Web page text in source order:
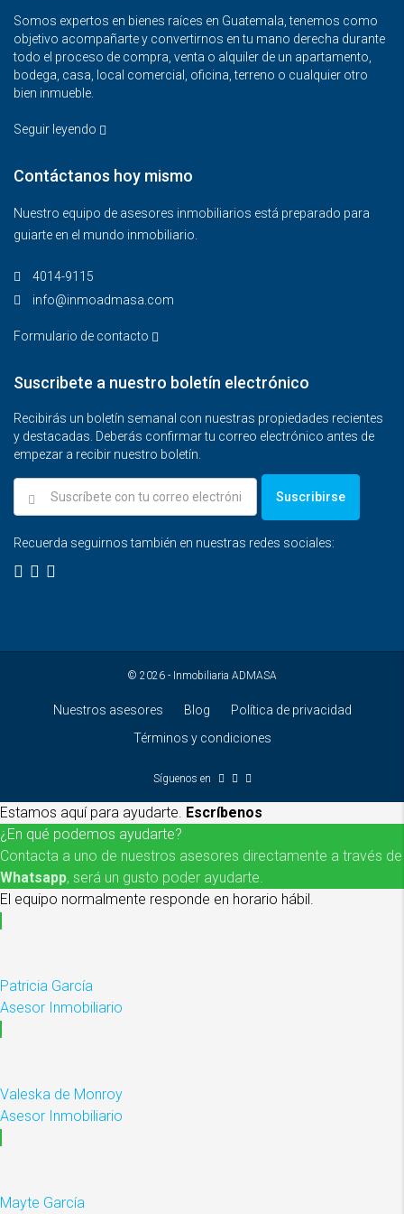
Somos expertos en bienes raíces en Guatemala, tenemos como
objetivo acompañarte y convertirnos en tu mano derecha durante
todo el proceso de compra, venta o alquiler de un apartamento,
bodega, casa, local comercial, oficina, terreno o cualquier otro
bien inmueble.
Seguir leyendo
Contáctanos hoy mismo
Nuestro equipo de asesores inmobiliarios está preparado para
guiarte en el mundo inmobiliario.
4014-9115‬
info@inmoadmasa.com
Formulario de contacto
Suscribete a nuestro boletín electrónico
Recibirás un boletín semanal con nuestras propiedades recientes
y destacadas. Deberás confirmar tu correo electrónico antes de
empezar a recibir nuestro boletín.
Suscribirse
Recuerda seguirnos también en nuestras redes sociales:
© 2026 - Inmobiliaria ADMASA
Nuestros asesores Blog
Política de privacidad
Términos y condiciones
Síguenos en
Estamos aquí para ayudarte. Escríbenos
¿En qué podemos ayudarte?
Contacta a uno de nuestros asesores directamente a través de
Whatsapp, será un gusto poder ayudarte.
El equipo normalmente responde en horario hábil.
Patricia García
Asesor Inmobiliario
Valeska de Monroy
Asesor Inmobiliario
Mayte García